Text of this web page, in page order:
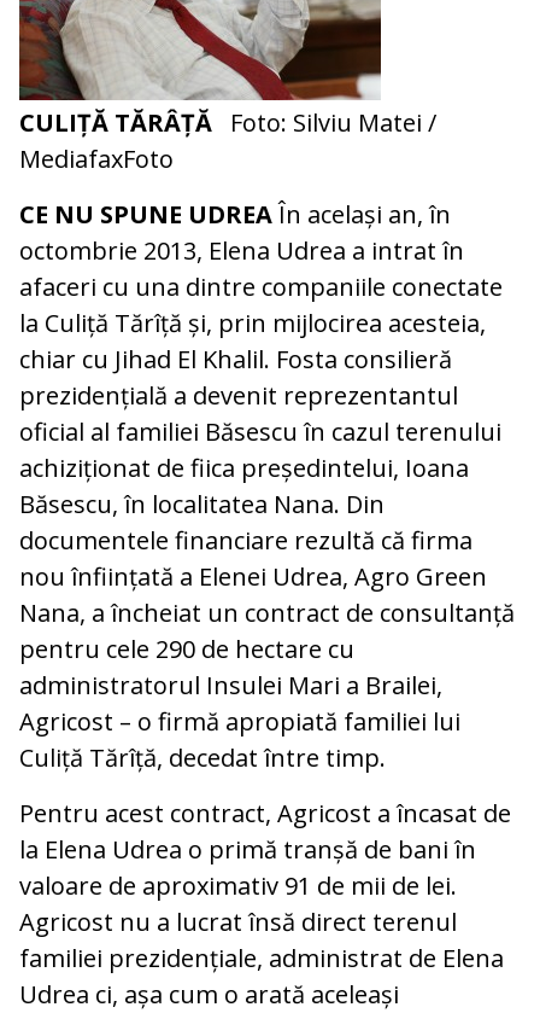
CULIȚĂ TĂRÂȚĂ Foto: Silviu Matei /
MediafaxFoto
CE NU SPUNE UDREAÎn același an, în
octombrie 2013, Elena Udrea a intrat în
afaceri cu una dintre companiile conectate
la Culiță Tărîță și, prin mijlocirea acesteia,
chiar cu Jihad El Khalil. Fosta consilieră
prezidențială a devenit reprezentantul
oficial al familiei Băsescu în cazul terenului
achiziționat de fiica președintelui, Ioana
Băsescu, în localitatea Nana. Din
documentele financiare rezultă că firma
nou înființată a Elenei Udrea, Agro Green
Nana, a încheiat un contract de consultanță
pentru cele 290 de hectare cu
administratorul Insulei Mari a Brailei,
Agricost – o firmă apropiată familiei lui
Culiță Tărîță, decedat între timp.
Pentru acest contract, Agricost a încasat de
la Elena Udrea o primă tranșă de bani în
valoare de aproximativ 91 de mii de lei.
Agricost nu a lucrat însă direct terenul
familiei prezidențiale, administrat de Elena
Udrea ci, așa cum o arată aceleași